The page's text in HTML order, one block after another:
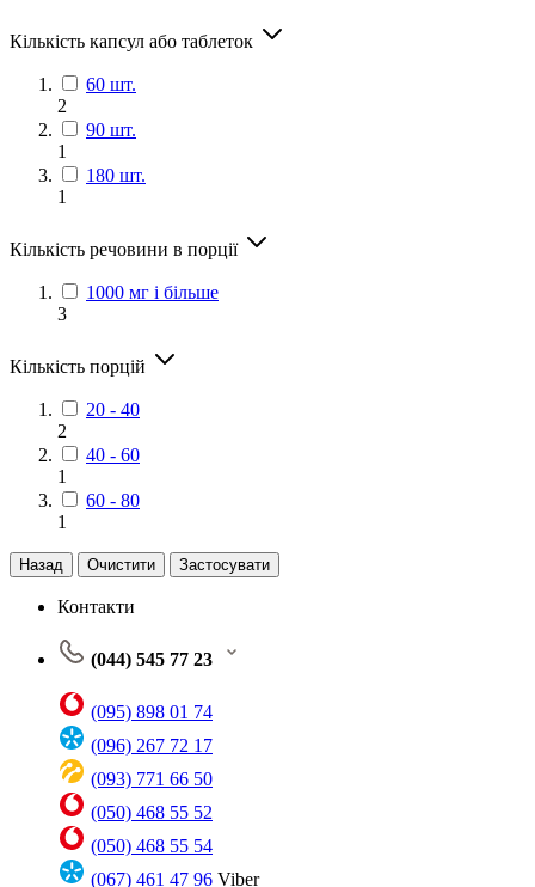
Кількість капсул або таблеток
60 шт.
2
90 шт.
1
180 шт.
1
Кількість речовини в порції
1000 мг і більше
3
Кількість порцій
20 - 40
2
40 - 60
1
60 - 80
1
Назад Очистити Застосувати
Контакти
(044) 545 77 23
(095) 898 01 74
(096) 267 72 17
(093) 771 66 50
(050) 468 55 52
(050) 468 55 54
(067) 461 47 96 Viber